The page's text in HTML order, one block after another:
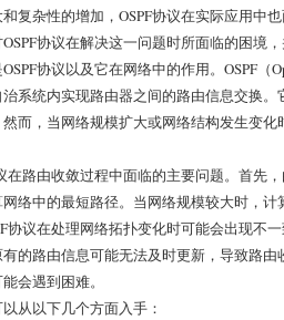
复杂性的增加，OSPF协议在实际应用中
协议在解决这一问题时所面临的困境
协议以及它在网络中的作用。OSPF（
系统内实现路由器之间的路由信息交换
而，当网络规模扩大或网络结构发生变
在路由收敛过程中面临的主要问题。首先
络中的最短路径。当网络规模较大时，
协议在处理网络拓扑变化时可能会出现不
的路由信息可能无法及时更新，导致路由
会遇到困难。
从以下几个方面入手：